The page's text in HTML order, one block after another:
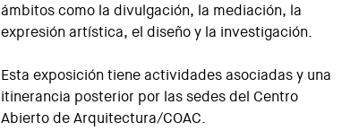
ámbitos como la divulgación, la mediación, la
expresión artística, el diseño y la investigación.
Esta exposición tiene actividades asociadas y una
itinerancia posterior por las sedes del Centro
Abierto de Arquitectura/COAC.